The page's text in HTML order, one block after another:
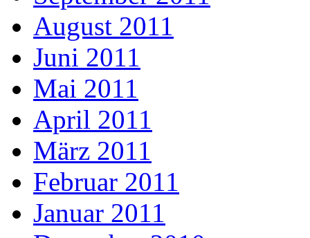
August 2011
Juni 2011
Mai 2011
April 2011
März 2011
Februar 2011
Januar 2011